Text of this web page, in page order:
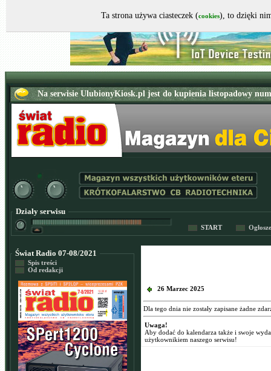
Działy serwisu
START
Świat Radio 07-08/2021
Spis treści
Od redakcji
26 Marzec 2025
Dla tego dnia nie zostały zapisane żadne
Uwaga!
Aby dodać do kalendarza także i swoje
użytkownikiem naszego serwisu!
Ta strona używa ciasteczek (cookies), to dzięki